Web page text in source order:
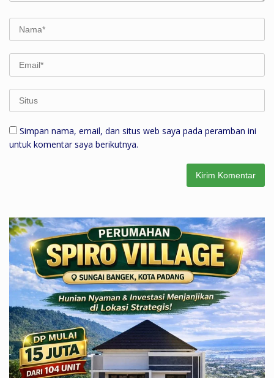
Simpan nama, email, dan situs web saya pada peramban ini
untuk komentar saya berikutnya.